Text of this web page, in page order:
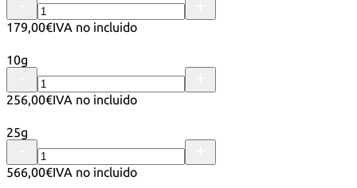
179,00€IVA no incluido
10g
256,00€IVA no incluido
25g
566,00€IVA no incluido